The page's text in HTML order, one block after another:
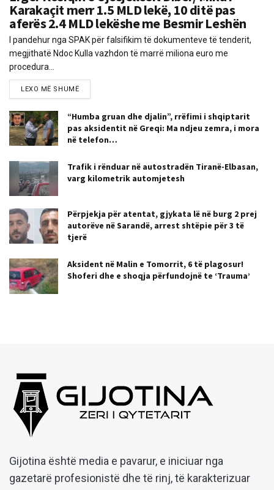
Karakaçit merr 1.5 MLD lekë, 10 ditë pas
aferës 2.4 MLD lekëshe me Besmir Leshën
I pandehur nga SPAK për falsifikim të dokumenteve të tenderit,
megjithatë Ndoc Kulla vazhdon të marrë miliona euro me
procedura...
LEXO MË SHUMË
“Humba gruan dhe djalin”, rrëfimi i shqiptarit
pas aksidentit në Greqi: Ma ndjeu zemra, i mora
në telefon…
Trafik i rënduar në autostradën Tiranë-Elbasan,
varg kilometrik automjetesh
Përpjekja për atentat, gjykata lë në burg 2 prej
autorëve në Sarandë, arrest shtëpie për 3 të
tjerë
Aksident në Malin e Tomorrit, 6 të plagosur!
Shoferi dhe e shoqja përfundojnë te ‘Trauma’
Gijotina është media e pavarur, e iniciuar nga
gazetarë profesionistë dhe të rinj, të karakterizuar